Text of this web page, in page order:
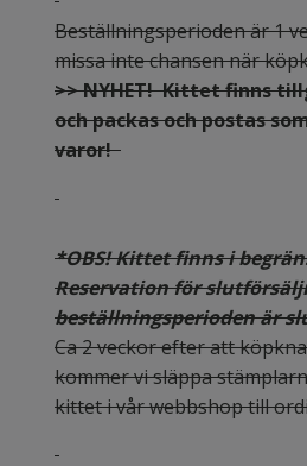
Beställningsperioden är 1
missa inte chansen när
>> NYHET! Kittet finns
och packas och postas
varor!
*OBS! Kittet finns i
Reservation för
beställningsperioden är
Ca 2 veckor efter att
kommer vi släppa
kittet i vår webbshop till